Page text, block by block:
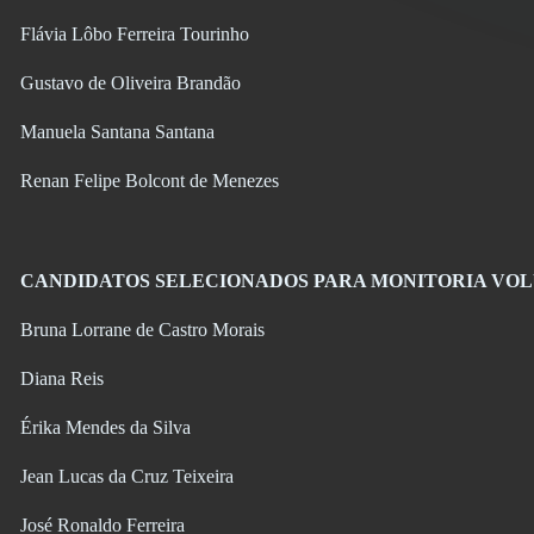
Flávia Lôbo Ferreira Tourinho
Gustavo de Oliveira Brandão
Manuela Santana Santana
Renan Felipe Bolcont de Menezes
CANDIDATOS SELECIONADOS PARA MONITORIA
Bruna Lorrane de Castro Morais
Diana Reis
Érika Mendes da Silva
Jean Lucas da Cruz Teixeira
José Ronaldo Ferreira